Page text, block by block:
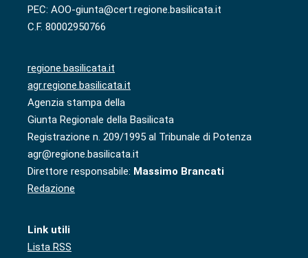
PEC: AOO-giunta@cert.regione.basilicata.it
C.F. 80002950766
regione.basilicata.it
agr.regione.basilicata.it
Agenzia stampa della
Giunta Regionale della Basilicata
Registrazione n. 209/1995 al Tribunale di Potenza
agr@regione.basilicata.it
Direttore responsabile: Massimo Brancati
Redazione
Link utili
Lista RSS